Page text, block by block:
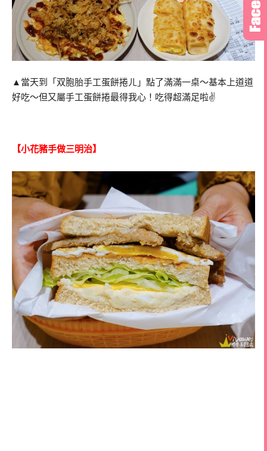
▲當天到「双胞胎手工蛋餅捲ㄦ」點了滿滿一桌～基本上道道
好吃～但又屬手工蛋餅捲最得我心！吃得超滿足啦✌
【小花豬手做三明治】